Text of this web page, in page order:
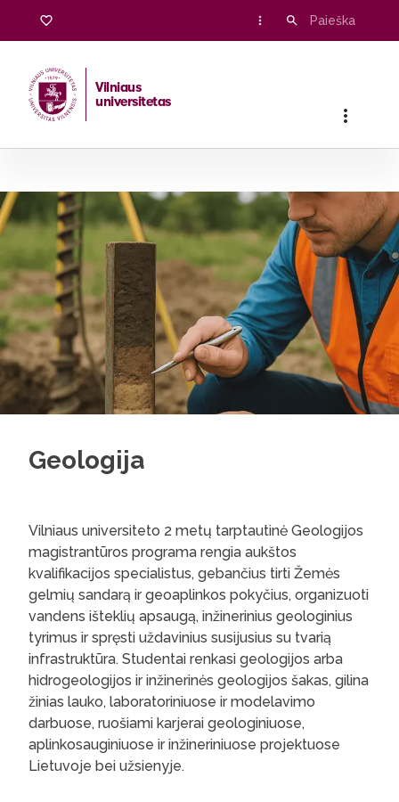
Vilniaus
universitetas
Geologija
Vilniaus universiteto 2 metų tarptautinė Geologijos
magistrantūros programa rengia aukštos
kvalifikacijos specialistus, gebančius tirti Žemės
gelmių sandarą ir geoaplinkos pokyčius, organizuoti
vandens išteklių apsaugą, inžinerinius geologinius
tyrimus ir spręsti uždavinius susijusius su tvarią
infrastruktūra. Studentai renkasi geologijos arba
hidrogeologijos ir inžinerinės geologijos šakas, gilina
žinias lauko, laboratoriniuose ir modelavimo
darbuose, ruošiami karjerai geologiniuose,
aplinkosauginiuose ir inžineriniuose projektuose
Lietuvoje bei užsienyje.